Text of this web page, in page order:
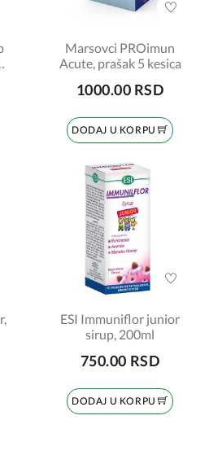
Marsovci PROimun
Acute, prašak 5 kesica
1000.00 RSD
DODAJ U KORPU
ESI Immuniflor junior
sirup, 200ml
750.00 RSD
DODAJ U KORPU